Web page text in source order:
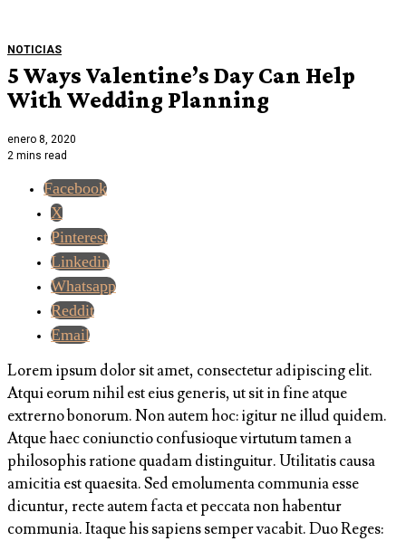
NOTICIAS
5 Ways Valentine’s Day Can Help
With Wedding Planning
enero 8, 2020
2 mins read
Facebook
X
Pinterest
Linkedin
Whatsapp
Reddit
Email
Lorem ipsum dolor sit amet, consectetur adipiscing elit.
Atqui eorum nihil est eius generis, ut sit in fine atque
extrerno bonorum. Non autem hoc: igitur ne illud quidem.
Atque haec coniunctio confusioque virtutum tamen a
philosophis ratione quadam distinguitur. Utilitatis causa
amicitia est quaesita. Sed emolumenta communia esse
dicuntur, recte autem facta et peccata non habentur
communia. Itaque his sapiens semper vacabit. Duo Reges: